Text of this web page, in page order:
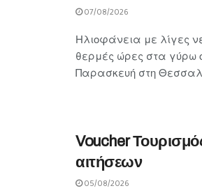
07/08/2026
Ηλιοφάνεια με λίγες
θερμές ώρες στα γύρω
Παρασκευή στη
Voucher
αιτήσεων
05/08/2026